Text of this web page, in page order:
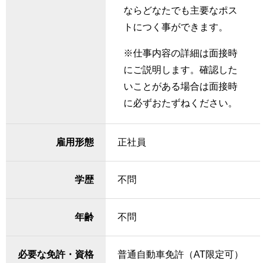
ならどなたでも主要なポス
トにつく事ができます。
※仕事内容の詳細は面接時
にご説明します。確認した
いことがある場合は面接時
に必ずおたずねください。
雇用形態 正社員
学歴 不問
年齢 不問
必要な免許・資格 普通自動車免許（AT限定可）